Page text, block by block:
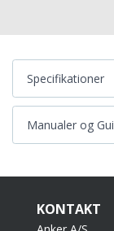
Specifikationer
Manualer og
KONTAKT